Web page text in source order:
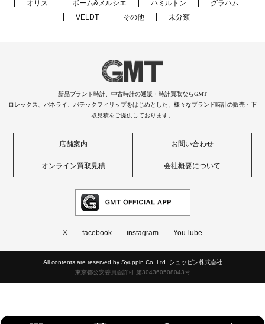
オリス
ボーム&メルシエ ハミルトン
グラハム
VELDT
その他 未分類
新品ブランド時計、中古時計の通販・時計買取ならGMT
ロレックス、パネライ、パテックフィリップをはじめとした、様々なブランド時計の販売・下
取見積をご提供しております。
店舗案内 お問い合わせ
オンライン買取見積 会社概要について
X facebook instagram YouTube
All contents are reserved by Syuppin Co.,Ltd. シュッピン株式会社
東京都公安委員会許可 第304360508043号